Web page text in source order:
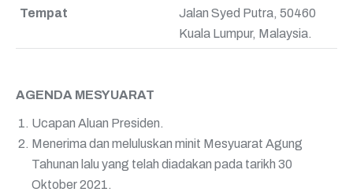
Tempat
Jalan Syed Putra, 50460
Kuala Lumpur, Malaysia.
AGENDA MESYUARAT
Ucapan Aluan Presiden.
Menerima dan meluluskan minit Mesyuarat Agung
Tahunan lalu yang telah diadakan pada tarikh 30
Oktober 2021.